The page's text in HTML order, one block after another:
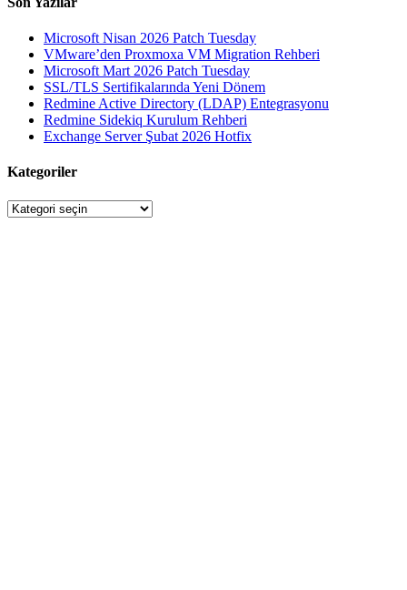
Microsoft Nisan 2026 Patch Tuesday
VMware’den Proxmoxa VM Migration Rehberi
Microsoft Mart 2026 Patch Tuesday
SSL/TLS Sertifikalarında Yeni Dönem
Redmine Active Directory (LDAP) Entegrasyonu
Redmine Sidekiq Kurulum Rehberi
Exchange Server Şubat 2026 Hotfix
Kategoriler
Kategoriler